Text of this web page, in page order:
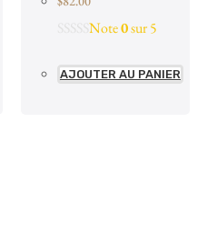
Note0sur 5
AJOUTER AU PANIER